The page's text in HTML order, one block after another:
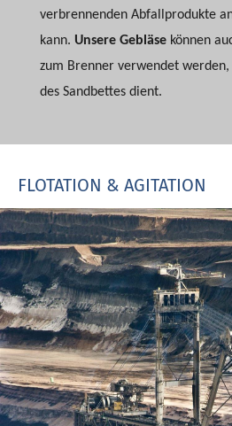
verbrennenden Abfallprodukte
kann. Unsere Gebläse können
zum Brenner verwendet
des Sandbettes dient.
FLOTATION & AGITATION